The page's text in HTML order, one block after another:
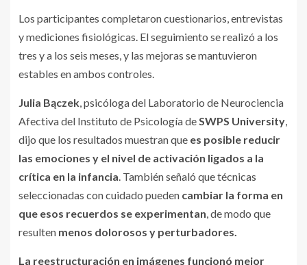
Los participantes completaron cuestionarios, entrevistas
y mediciones fisiológicas. El seguimiento se realizó a los
tres y a los seis meses, y las mejoras se mantuvieron
estables en ambos controles.
Julia Bączek, psicóloga del Laboratorio de Neurociencia
Afectiva del Instituto de Psicología deSWPS University,
dijo que los resultados muestran que es posible reducir
las emociones y el nivel de activación ligados a la
crítica en la infancia. También señaló que técnicas
seleccionadas con cuidado pueden cambiar la forma en
que esos recuerdos se experimentan, de modo que
resulten menos dolorosos y perturbadores.
La reestructuración en imágenes funcionó mejor